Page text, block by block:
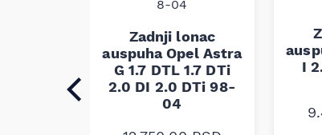
Zadnji lonac
auspuha Opel Astra
G 1.7 DTL 1.7 DTi
2.0 DI 2.0 DTi 98-
04
I